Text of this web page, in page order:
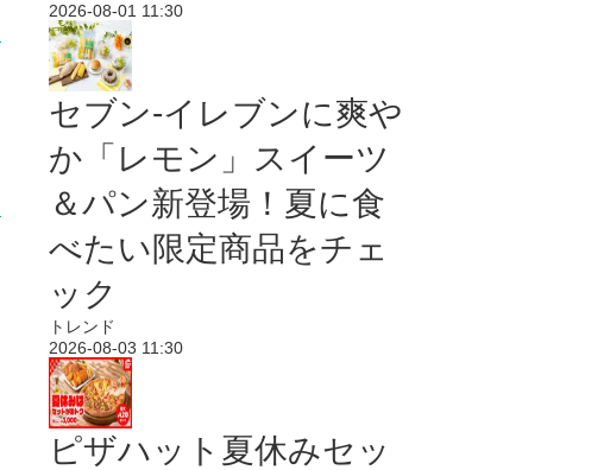
2026-08-01 11:30
セブン‐イレブンに爽や
か「レモン」スイーツ
＆パン新登場！夏に食
べたい限定商品をチェ
ック
トレンド
2026-08-03 11:30
ピザハット夏休みセッ